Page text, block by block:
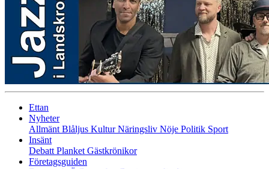
Ettan
Nyheter
Allmänt Blåljus KulturNäringsliv Nöje Politik Sport
Insänt
Debatt Planket Gästkrönikor
Företagsguiden